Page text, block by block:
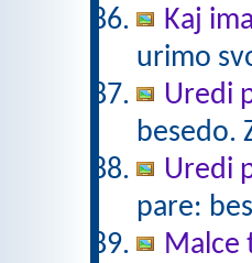
Kaj
urimo
Uredi
besedo.
Uredi
pare:
Malce